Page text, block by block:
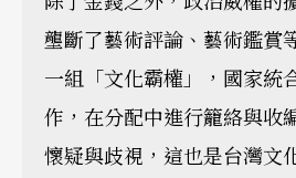
壟斷了藝術評論、藝術鑑賞
一組「文化霸權」，國家統
作，在分配中進行籠絡與收
懷疑與歧視，這也是台灣文